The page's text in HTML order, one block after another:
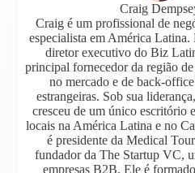
Craig
Craig é um profissional de
especialista em América Latina.
diretor executivo do Biz
principal fornecedor da região
no mercado e de back-
estrangeiras. Sob sua
cresceu de um único escritório
locais na América Latina e no
é presidente da Medical
fundador da The Startup VC,
empresas B2B. Ele é